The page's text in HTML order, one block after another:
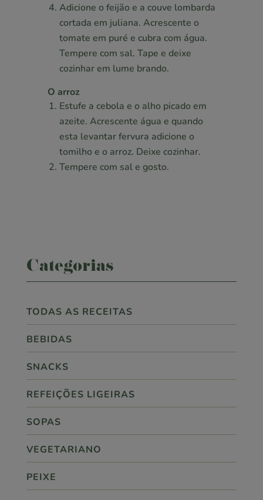
Adicione o feijão e a couve lombarda
cortada em juliana. Acrescente o
tomate em puré e cubra com água.
Tempere com sal. Tape e deixe
cozinhar em lume brando.
O arroz
Estufe a cebola e o alho picado em
azeite. Acrescente água e quando
esta levantar fervura adicione o
tomilho e o arroz. Deixe cozinhar.
Tempere com sal e gosto.
Categorias
TODAS AS RECEITAS
BEBIDAS
SNACKS
REFEIÇÕES LIGEIRAS
SOPAS
VEGETARIANO
PEIXE